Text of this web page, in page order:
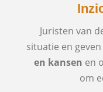
Juristen van
situatie en
en kansen en
om